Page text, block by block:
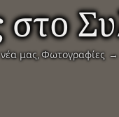
μας Φωτογραφίες